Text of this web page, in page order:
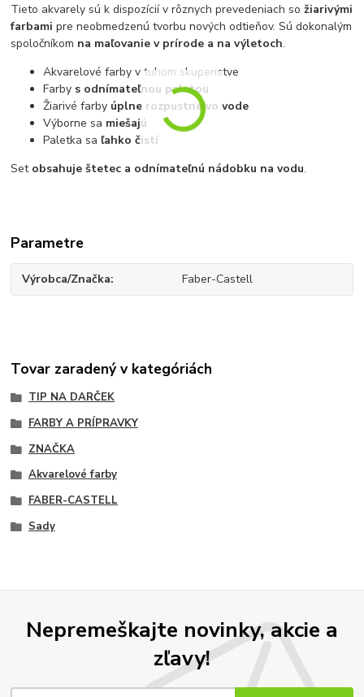
Tieto akvarely sú k dispozícií v rôznych prevedeniach sožiarivými
farbamipre neobmedzenú tvorbu nových odtieňov. Sú dokonalým
spoločníkom na maľovanie v prírode a na výletoch.
Akvarelové farby v tuhom skupenstve
Farby s odnímateľnou paletou
Žiarivé farby úplne rozpustné vo vode
Výborne sa miešajú
Paletka sa ľahko čistí
Set obsahuje štetec a odnímateľnú nádobku na vodu.
Parametre
Výrobca/Značka Faber-Castell
Tovar zaradený v kategóriách
TIP NA DARČEK
FARBY A PRÍPRAVKY
ZNAČKA
Akvarelové farby
FABER-CASTELL
Sady
Nepremeškajte novinky, akcie a
zľavy!